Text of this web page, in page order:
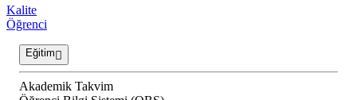
Kalite
Öğrenci
Eğitim
Akademik Takvim